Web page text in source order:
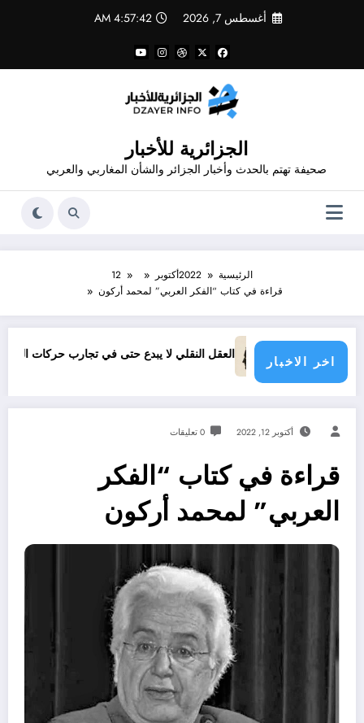
أغسطس 7, 2026 4:57:43 AM
الجزائرية للأخبار
صحيفة تهتم بالحدث وأخبار الجزائر والشأن المغاربي والعربي
الرئيسية 2022أكتوبر
12
قراءة في كتاب “الفكر العربي” لمحمد أركون
اخر الاخبار
العقل النقلي لا يبدع حتى في تجارب حركات التحرر الوطني
أكتوبر 12, 2022 0 تعليقات
قراءة في كتاب “الفكر
العربي” لمحمد أركون